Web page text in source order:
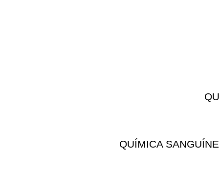
QUÍMICA